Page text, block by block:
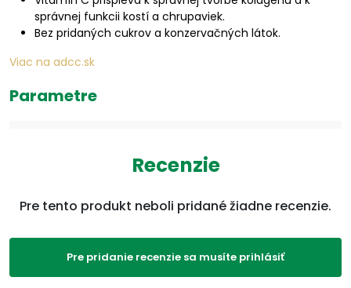
správnej funkcii kostí a chrupaviek.
Bez pridaných cukrov a konzervačných látok.
Viac na adcc.sk
Parametre
Glukozamín
zápal,Kolagén,
kĺbov
Recenzie
Pre tento produkt neboli pridané žiadne recenzie.
Pre pridanie recenzie sa musíte prihlásiť